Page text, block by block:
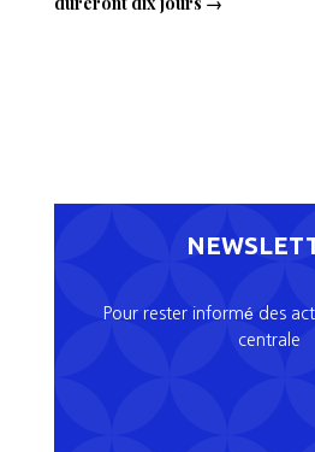
Pour rester informé des
centrale